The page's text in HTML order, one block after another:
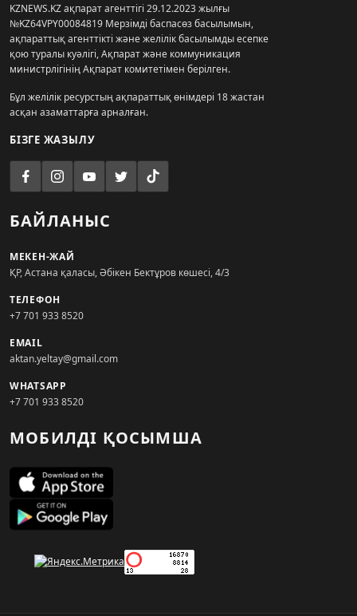
KZNEWS.KZ ақпарат агенттігі 29.12.2023 жылғы
№KZ64VPY00084819 Мерзімді баспасөз басылымын,
ақпараттық агенттікті және желілік басылымды есепке
қою туралы куәлігі, Ақпарат және коммуникация
министрлігінің Ақпарат комитетімен берілген.
Бұл желілік ресурстың ақпараттық өнімдері 18 жастан
асқан азаматтарға арналған.
БІЗГЕ ЖАЗЫЛУ
БАЙЛАНЫС
МЕКЕН-ЖАЙ
ҚР, Астана қаласы, Әбікен Бектұров көшесі, 4/3
ТЕЛЕФОН
+7 701 933 8520
EMAIL
aktan.yeltay@gmail.com
WHATSAPP
+7 701 933 8520
МОБИЛДІ ҚОСЫМША